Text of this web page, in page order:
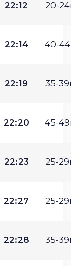
22:12 20-
22:14 40-
22:19 35-
22:20 45-
22:23 25-
22:27 25-
22:28 35-